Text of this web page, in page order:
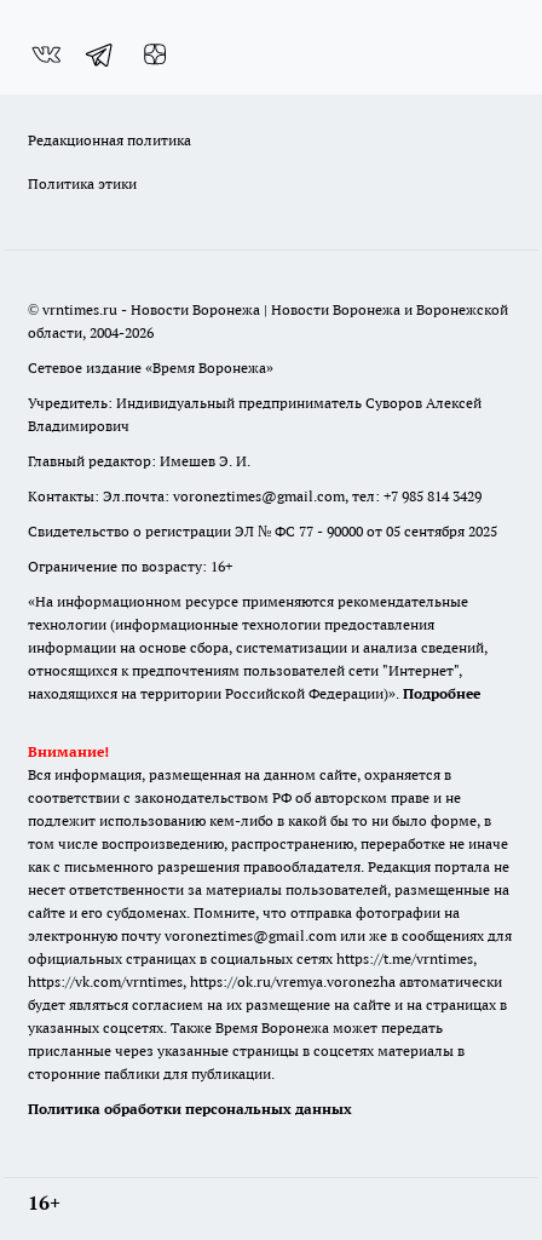
Редакционная политика
Политика этики
© vrntimes.ru - Новости Воронежа | Новости Воронежа и Воронежской
области, 2004-2026
Сетевое издание «Время Воронежа»
Учредитель: Индивидуальный предприниматель Суворов Алексей
Владимирович
Главный редактор: Имешев Э. И.
Контакты: Эл.почта: voroneztimes@gmail.com, тел: +7 985 814 3429
Свидетельство о регистрации ЭЛ № ФС 77 - 90000 от 05 сентября 2025
Ограничение по возрасту: 16+
«На информационном ресурсе применяются рекомендательные
технологии (информационные технологии предоставления
информации на основе сбора, систематизации и анализа сведений,
относящихся к предпочтениям пользователей сети "Интернет",
находящихся на территории Российской Федерации)». Подробнее
Внимание!
Вся информация, размещенная на данном сайте, охраняется в
соответствии с законодательством РФ об авторском праве и не
подлежит использованию кем-либо в какой бы то ни было форме, в
том числе воспроизведению, распространению, переработке не иначе
как с письменного разрешения правообладателя. Редакция портала не
несет ответственности за материалы пользователей, размещенные на
сайте и его субдоменах. Помните, что отправка фотографии на
электронную почту voroneztimes@gmail.com или же в сообщениях для
официальных страницах в социальных сетях https://t.me/vrntimes,
https://vk.com/vrntimes, https://ok.ru/vremya.voronezha автоматически
будет являться согласием на их размещение на сайте и на страницах в
указанных соцсетях. Также Время Воронежа может передать
присланные через указанные страницы в соцсетях материалы в
сторонние паблики для публикации.
Политика обработки персональных данных
16+